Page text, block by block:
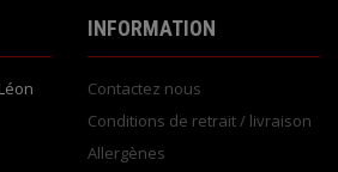
INFORMATION
Contactez nous
Conditions de retrait / livraison
Allergènes